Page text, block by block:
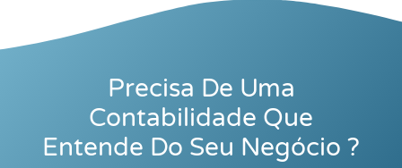
Precisa De Uma
Contabilidade Que
Entende Do Seu Negócio ?